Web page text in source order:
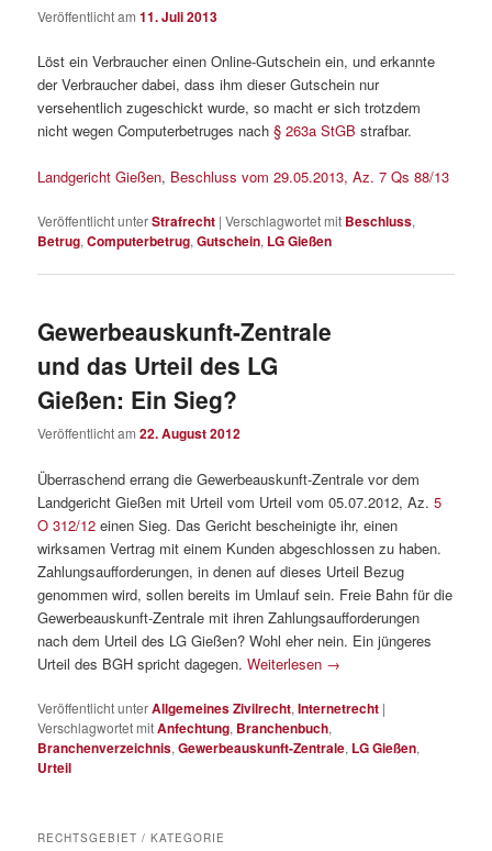
Veröffentlicht am11. Juli 2013
Löst ein Verbraucher einen Online-Gutschein ein, und erkannte
der Verbraucher dabei, dass ihm dieser Gutschein nur
versehentlich zugeschickt wurde, so macht er sich trotzdem
nicht wegen Computerbetruges nach§ 263a StGB strafbar.
Landgericht Gießen, Beschluss vom 29.05.2013, Az. 7 Qs 88/13
Veröffentlicht unterStrafrecht |Verschlagwortet mit Beschluss,
Betrug,Computerbetrug,Gutschein, LG Gießen
Gewerbeauskunft-Zentrale
und das Urteil des LG
Gießen: Ein Sieg?
Veröffentlicht am22. August 2012
Überraschend errang die Gewerbeauskunft-Zentrale vor dem
Landgericht Gießen mit Urteil vom Urteil vom 05.07.2012, Az.5
O 312/12 einen Sieg. Das Gericht bescheinigte ihr, einen
wirksamen Vertrag mit einem Kunden abgeschlossen zu haben.
Zahlungsaufforderungen, in denen auf dieses Urteil Bezug
genommen wird, sollen bereits im Umlauf sein. Freie Bahn für die
Gewerbeauskunft-Zentrale mit ihren Zahlungsaufforderungen
nach dem Urteil des LG Gießen? Wohl eher nein. Ein jüngeres
Urteil des BGH spricht dagegen.Weiterlesen →
Veröffentlicht unterAllgemeines Zivilrecht,Internetrecht |
Verschlagwortet mitAnfechtung, Branchenbuch,
Branchenverzeichnis,Gewerbeauskunft-Zentrale, LG Gießen,
Urteil
RECHTSGEBIET / KATEGORIE